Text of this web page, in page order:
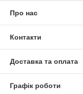
Про нас
Контакти
Доставка та оплата
Графік роботи